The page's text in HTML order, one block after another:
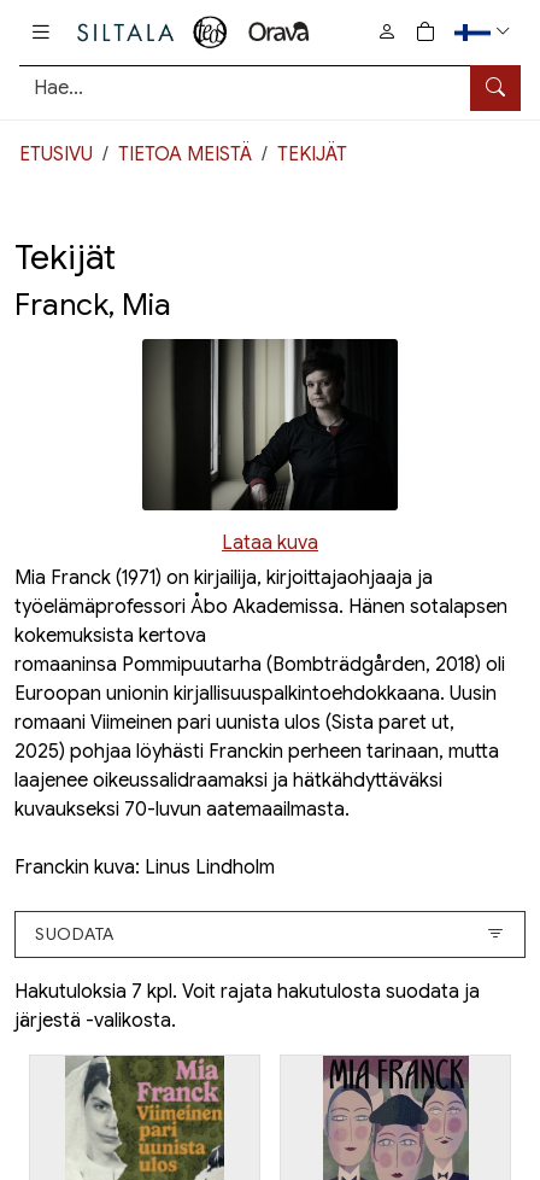
Hae
0
tuotetta
ETUSIVU TIETOA MEISTÄ TEKIJÄT
Tekijät
Franck, Mia
Lataa kuva
Mia Franck (1971) on kirjailija, kirjoittajaohjaaja ja
työelämäprofessori Åbo Akademissa. Hänen sotalapsen
kokemuksista kertova
romaaninsa Pommipuutarha (Bombträdgården, 2018) oli
Euroopan unionin kirjallisuuspalkintoehdokkaana. Uusin
romaani Viimeinen pari uunista ulos (Sista paret ut,
2025) pohjaa löyhästi Franckin perheen tarinaan, mutta
laajenee oikeussalidraamaksi ja hätkähdyttäväksi
kuvaukseksi 70-luvun aatemaailmasta.
Franckin kuva: Linus Lindholm
SUODATA
Hakutuloksia 7 kpl. Voit rajata hakutulosta suodata ja
järjestä -valikosta.